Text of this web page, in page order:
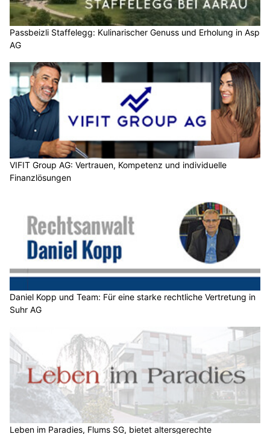
Passbeizli Staffelegg: Kulinarischer Genuss und Erholung in Asp
AG
VIFIT Group AG: Vertrauen, Kompetenz und individuelle
Finanzlösungen
Daniel Kopp und Team: Für eine starke rechtliche Vertretung in
Suhr AG
Leben im Paradies, Flums SG, bietet altersgerechte